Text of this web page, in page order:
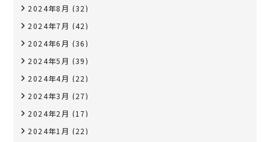
2024年8月 (32)
2024年7月 (42)
2024年6月 (36)
2024年5月 (39)
2024年4月 (22)
2024年3月 (27)
2024年2月 (17)
2024年1月 (22)